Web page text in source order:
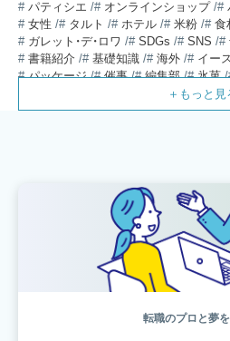
パティシエ オンラインショップ
女性
タルト ホテル 米粉 食
ガレット・デ・ロワ
SDGs SNS
書籍紹介
基礎知識 海外 イー
パッケージ
催事 編集部 氷菓
ブーランジ
販売促進
コラム パン スタッ
イ
ベーカリー 工場 専門
ワークライフバランス
生菓子 ア
フランス オーブン担当
転職のプロと夢